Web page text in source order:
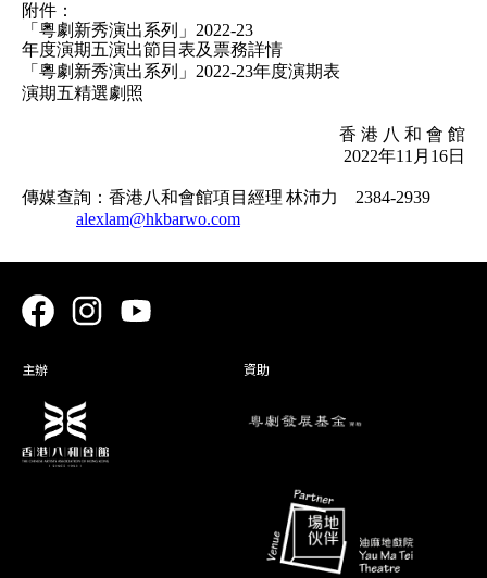
附件：
「粵劇新秀演出系列」 2022-23
年度演期五演出節目表及票務詳情
「粵劇新秀演出系列」 2022-23年度演期表
演期五精選劇照
香 港 八 和 會 館
2022年11 月 16日
傳媒查詢：香港八和會館項目經理 林沛力 2384-2939
alexlam@hkbarwo.com
主辦 資助